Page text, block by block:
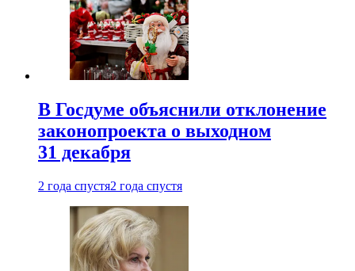
В Госдуме объяснили отклонение
законопроекта о выходном
31 декабря
2 года спустя2 года спустя